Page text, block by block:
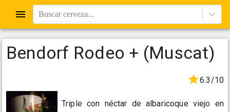
Buscar cerveza...
Bendorf Rodeo + (Muscat)
6.3/10
Triple con néctar de albaricoque viejo en